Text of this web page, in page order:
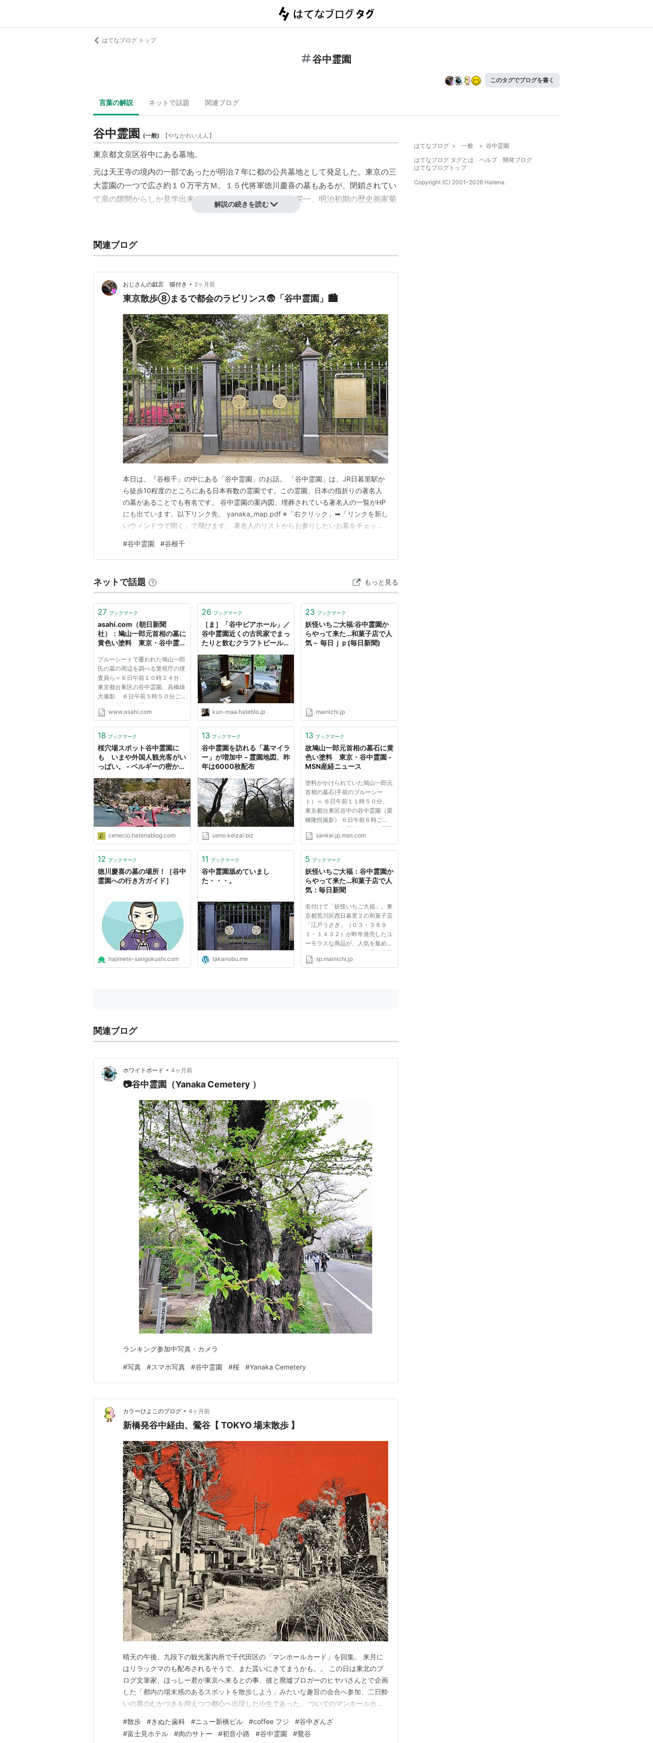
はてなブログ トップ
谷中霊園
このタグでブログを書く
言葉の解説 ネットで話題 関連ブログ
谷中霊園 (一般) 【やなかれいえん】
東京都文京区谷中にある墓地。
元は天王寺の境内の一部であったが明治７年に都の公共墓地として発足した。東京の三
大霊園の一つで広さ約１０万平方Ｍ。１５代将軍徳川慶喜の墓もあるが、閉鎖されてい
て扉の隙間からしか見学出来ない。他に明治の実業家
渋沢栄一、明治初期の歴史画家菊
横山大観など多数の著名人の墓がある。
解説の続きを読む
関連ブログ
おじさんの戯言 猫付き • 2ヶ月前
東京散歩⑧まるで都会のラビリンス😨「谷中霊園」🏙️
本日は、『谷根千』の中にある「谷中霊園」のお話。 「谷中霊園」は、JR日暮里駅か
ら徒歩10程度のところにある日本有数の霊園です。この霊園、日本の指折りの著名人
の墓があることでも有名です。 谷中霊園の案内図、埋葬されている著名人の一覧がHP
にも出ています。以下リンク先。 yanaka_map.pdf ※「右クリック」➡「リンクを新し
いウィンドウで開く」で飛びます。 著名人のリストからお参りしたいお墓をチェック
ラビリンス...どこをどう見ていいのかわからない...さらにどちらが北？南？案内図を手
に、汗びっしょり...霊園の…
#谷中霊園 #谷根千
ネットで話題 もっと見る
27 ブックマーク
asahi.com（朝日新聞
社）：鳩山一郎元首相の墓に
黄色い塗料 東京・谷中霊園
ブルーシートで覆われた鳩山一郎
氏の墓の周辺を調べる警視庁の捜
査員ら＝６日午前１０時２４分、
東京都台東区の谷中霊園、高橋雄
大撮影 ６日午前５時５０分ご
ろ、東京都台東区谷中７丁目の谷
中霊園で、鳩山由紀夫首相の祖父
石に黄色い塗料がかけられている
のを散歩中の近所の男性が見つ...
www.asahi.com
26 ブックマーク
［ま］「谷中ビアホール」／
谷中霊園近くの古民家でまっ
たりと飲むクラフトビールが
［ま］ぷるんにー！（พรุ่ง
นี้）
kun-maa.hateblo.jp
23 ブックマーク
妖怪いちご大福:谷中霊園か
らやって来た…和菓子店で人
気－ 毎日ｊｐ(毎日新聞)
mainichi.jp
18 ブックマーク
桜穴場スポット谷中霊園に
も いまや外国人観光客がい
っぱい。 - ベルギーの密かな
cenecio.hatenablog.com
13 ブックマーク
谷中霊園を訪れる「墓マイラ
ー」が増加中－霊園地図、昨
年は6000枚配布
ueno.keizai.biz
13 ブックマーク
故鳩山一郎元首相の墓石に黄
色い塗料 東京・谷中霊園 -
MSN産経ニュース
塗料がかけられていた鳩山一郎元
首相の墓石(手前のブルーシー
ト）＝ ６日午前１１時５０分、
東京都台東区谷中の谷中霊園（栗
橋隆悦撮影） ６日午前６時ご
ろ、東京都台東区谷中の谷中霊園
で、鳩山由紀夫首相の祖父、故・
料が掛けられているのを散歩中の
男性が発見、１１０番通報した。
警視...
sankei.jp.msn.com
12 ブックマーク
徳川慶喜の墓の場所！［谷中
霊園への行き方ガイド］
hajimete-sangokushi.com
11 ブックマーク
谷中霊園舐めていまし
た・・・。
takanobu.me
5 ブックマーク
妖怪いちご大福：谷中霊園か
らやって来た…和菓子店で人
気：毎日新聞
名付けて「妖怪いちご大福」。東
京都荒川区西日暮里２の和菓子店
「江戸うさぎ」（０３・３８９
１・１４３２）が昨年発売したユ
ーモラスな商品が、人気を集めて
いる。 きっかけは、店長の横尾
文乃さんが何となく描いたお化け
sp.mainichi.jp
関連ブログ
ホワイトボード • 4ヶ月前
📷谷中霊園（Yanaka Cemetery ）
ランキング参加中写真・カメラ
#写真 #スマホ写真 #谷中霊園 #桜 #Yanaka Cemetery
カラーひよこのブログ • 4ヶ月前
新橋発谷中経由、鶯谷【 TOKYO 場末散歩 】
晴天の午後、九段下の観光案内所で千代田区の「マンホールカード」を回集。 来月に
はリラックマのも配布されるそうで、また貰いにきてまうかも。。 この日は東北のブ
ログ文筆家、ほっしー君が東京へ来るとの事、彼と廃墟ブロガーのヒヤパさんとで企画
した「都内の場末感のあるスポットを散歩しよう」みたいな趣旨の会合へ参加、二日酔
いの胃のむかつきを抑えつつ都心へ出現した小生であった。 ついでのマンホールカー
橋ビル」の純喫茶「フジ」で他のメンバーと合流。 お初のヒヤパさんはイメージその
まんまの不思議ちゃん文系少女だった。 いつぞやの拙同人…
#散歩 #きぬた歯科 #ニュー新橋ビル #coffee フジ #谷中ぎんざ
#富士見ホテル #肉のサトー #初音小路 #谷中霊園 #鶯谷
はてなブログ > 一般 > 谷中霊園
はてなブログ タグとは
ヘルプ
開発ブログ
はてなブログトップ
Copyright (C) 2001-2026 Hatena.